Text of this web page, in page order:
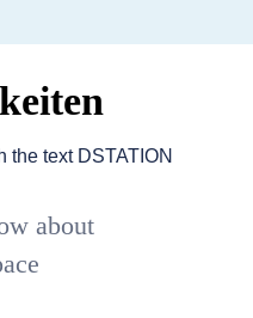
about